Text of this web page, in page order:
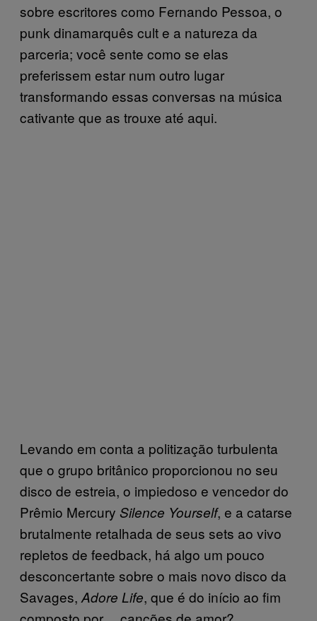
sobre escritores como Fernando Pessoa, o
punk dinamarquês cult e a natureza da
parceria; você sente como se elas
preferissem estar num outro lugar
transformando essas conversas na música
cativante que as trouxe até aqui.
Levando em conta a politização turbulenta
que o grupo britânico proporcionou no seu
disco de estreia, o impiedoso e vencedor do
Prêmio Mercury Silence Yourself, e a catarse
brutalmente retalhada de seus sets ao vivo
repletos de feedback, há algo um pouco
desconcertante sobre o mais novo disco da
Savages, Adore Life, que é do início ao fim